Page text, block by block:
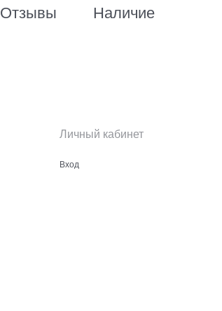
Отзывы Наличие
Личный кабинет
Вход